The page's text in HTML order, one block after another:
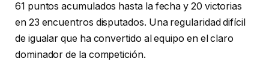
61 puntos acumulados hasta la fecha y 20 victorias
en 23 encuentros disputados. Una regularidad difícil
de igualar que ha convertido al equipo en el claro
dominador de la competición.